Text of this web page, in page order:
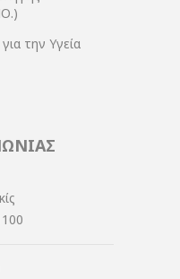
την Υγεία